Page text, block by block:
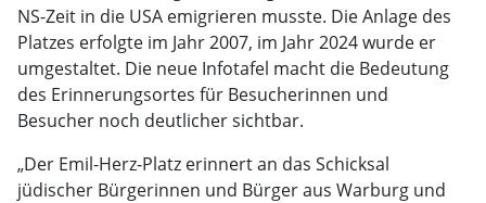
NS-Zeit in die USA emigrieren musste. Die Anlage des
Platzes erfolgte im Jahr 2007, im Jahr 2024 wurde er
umgestaltet. Die neue Infotafel macht die Bedeutung
des Erinnerungsortes für Besucherinnen und
Besucher noch deutlicher sichtbar.
„Der Emil-Herz-Platz erinnert an das Schicksal
jüdischer Bürgerinnen und Bürger aus Warburg und